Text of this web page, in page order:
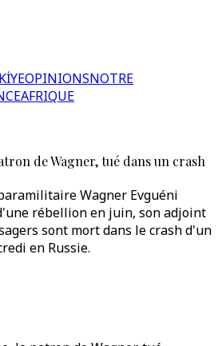
OPINIONSNOTRE
AFRIQUE
de Wagner, tué dans un crash
Wagner Evguéni
rébellion en juin, son adjoint
sont mort dans le crash d'un
en Russie.